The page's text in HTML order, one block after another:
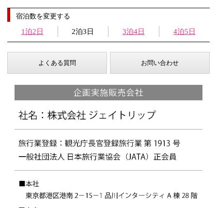
宿泊数を変更する
1泊2日 2泊3日 3泊4日 4泊5日
よくある質問 お問い合わせ